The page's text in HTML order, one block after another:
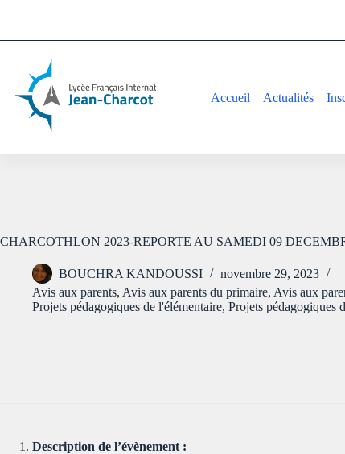
Accueil Actualités
CHARCOTHLON 2023-REPORTE AU SAMEDI 09
BOUCHRA KANDOUSSI
novembre 29, 2023
Avis aux parents, Avis aux parents du primaire, Avis aux
Projets pédagogiques de l'élémentaire, Projets pédagogiques
Description de l’évènement :